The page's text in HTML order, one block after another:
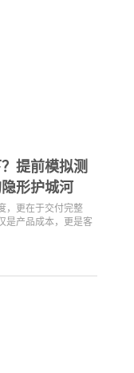
提前模拟测
形护城河
，更在于交付完整
是产品成本，更是客
救，才是企业降本
设备，助力各行各业